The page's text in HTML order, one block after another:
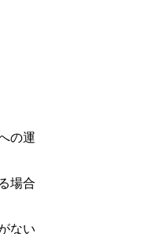
の運
場合
ない